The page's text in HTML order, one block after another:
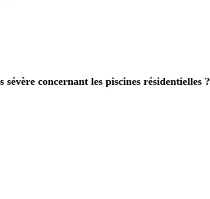
concernant les piscines résidentielles ?